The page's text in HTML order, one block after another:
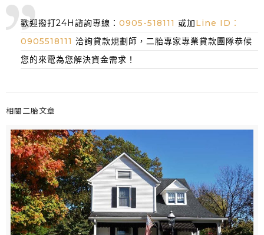
歡迎撥打24H諮詢專線： 0905-518111 或加Line ID：
0905518111 洽詢貸款規劃師，二胎專家專業貸款團隊恭候
您的來電為您解決資金需求！
相關二胎文章